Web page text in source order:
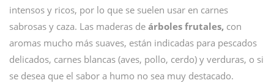
intensos y ricos, por lo que se suelen usar en carnes
sabrosas y caza. Las maderas de árboles frutales, con
aromas mucho más suaves, están indicadas para pescados
delicados, carnes blancas (aves, pollo, cerdo) y verduras, o si
se desea que el sabor a humo no sea muy destacado.